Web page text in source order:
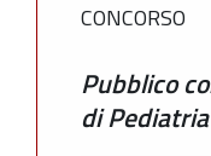
CONCORSO
Pubblico
di Pediatria